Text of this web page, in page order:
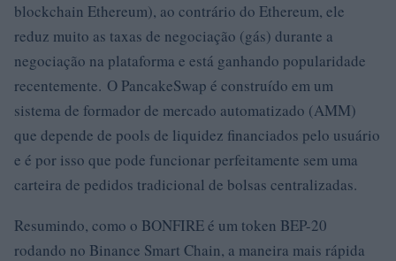
blockchain Ethereum), ao contrário do Ethereum, ele
reduz muito as taxas de negociação (gás) durante a
negociação na plataforma e está ganhando popularidade
recentemente. O PancakeSwap é construído em um
sistema de formador de mercado automatizado (AMM)
que depende de pools de liquidez financiados pelo usuário
e é por isso que pode funcionar perfeitamente sem uma
carteira de pedidos tradicional de bolsas centralizadas.
Resumindo, como o BONFIRE é um token BEP-20
rodando no Binance Smart Chain, a maneira mais rápida